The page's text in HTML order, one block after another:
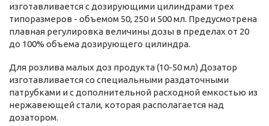
изготавливается с дозирующими цилиндрами трех
типоразмеров - объемом 50, 250 и 500 мл. Предусмотрена
плавная регулировка величины дозы в пределах от 20
до 100% объема дозирующего цилиндра.
Для розлива малых доз продукта (10-50 мл) Дозатор
изготавливается со специальными раздаточными
патрубками и с дополнительной расходной емкостью из
нержавеющей стали, которая располагается над
дозатором.